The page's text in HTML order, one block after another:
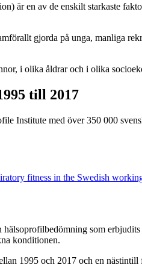
är en av de enskilt starkaste
gjorda på unga, manliga
i olika åldrar och i olika
till 2017
Institute med över 350 000
fitness in the Swedish
hälsoprofilbedömning som
konditionen.
1995 och 2017 och en